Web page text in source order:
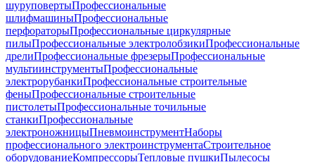
шуруповертыПрофессиональные
шлифмашиныПрофессиональные
перфораторыПрофессиональные циркулярные
пилыПрофессиональные электролобзикиПрофессиональные
дрелиПрофессиональные фрезерыПрофессиональные
мультиинструментыПрофессиональные
электрорубанкиПрофессиональные строительные
феныПрофессиональные строительные
пистолетыПрофессиональные точильные
станкиПрофессиональные
электроножницыПневмоинструментНаборы
профессионального электроинструментаСтроительное
оборудованиеКомпрессорыТепловые пушкиПылесосы